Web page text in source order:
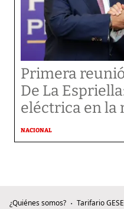
Primera
De La
eléctrica en la
NACIONAL
¿Quiénes somos? Tarifario GESE